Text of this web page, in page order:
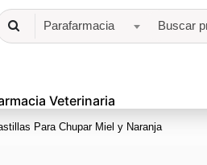
Veterinaria
Parafarmacia
Para Chupar Miel y Naranja